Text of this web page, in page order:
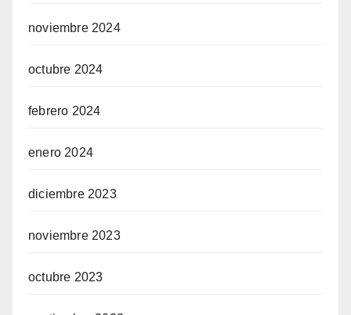
noviembre 2024
octubre 2024
febrero 2024
enero 2024
diciembre 2023
noviembre 2023
octubre 2023